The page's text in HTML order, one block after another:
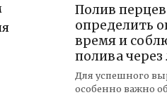
Полив
определить
время и
полива через
Для успешного
особенно важно